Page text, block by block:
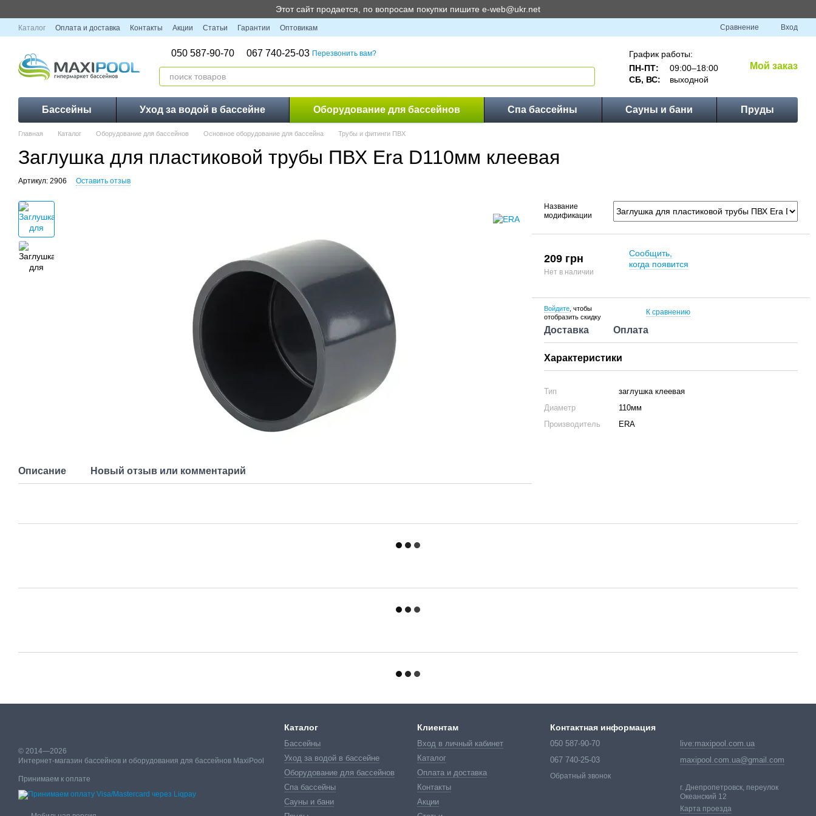
Этот сайт продается, по вопросам покупки пишите e-web@ukr.net
Каталог Оплата и доставка Контакты Акции Статьи Гарантии Оптовикам Сравнение Вход
050 587-90-70 067 740-25-03 Перезвонить вам?
График работы:
ПН-ПТ:
09:00–18:00
СБ, ВС:
выходной
Мой заказ
Бассейны Уход за водой в бассейне Оборудование для бассейнов Спа бассейны Сауны и бани Пруды
Главная Каталог Оборудование для бассейнов Основное оборудование для бассейна Трубы и фитинги ПВХ
Заглушка для пластиковой трубы ПВХ Era D110мм клеевая
Артикул: 2906 Оставить отзыв
Описание Новый отзыв или комментарий
Название
модификации
209 грн
Нет в наличии
Сообщить,
когда появится
Войдите , чтобы
отобразить скидку
К сравнению
Доставка Оплата
Характеристики
Тип
заглушка клеевая
Диаметр
110мм
Производитель
ERA
© 2014—2026
Интернет-магазин бассейнов и оборудования для бассейнов MaxiPool
Принимаем к оплате
Каталог
Бассейны
Уход за водой в бассейне
Оборудование для бассейнов
Спа бассейны
Сауны и бани
Клиентам
Вход в личный кабинет
Каталог
Оплата и доставка
Контакты
Акции
Контактная информация
050 587-90-70
067 740-25-03
Обратный звонок
live:maxipool.com.ua
maxipool.com.ua@gmail.com
г. Днепропетровск, переулок
Океанский 12
Карта проезда